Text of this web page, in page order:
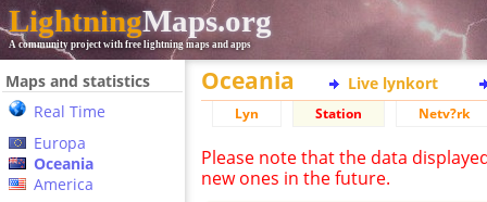
LightningMaps.org
A community project with free lightning maps and apps
Maps and statistics
Real Time
Europa
Oceania
America
Oceania Live lynkort
Lyn Station Netv?rk
Please note that the data
new ones in the future.